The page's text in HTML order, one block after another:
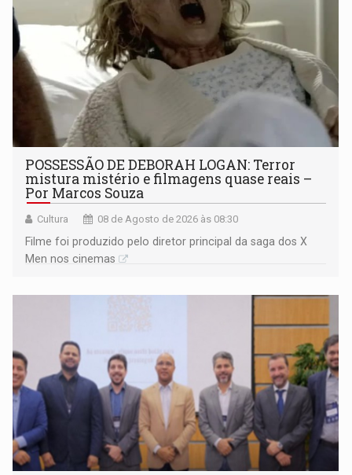
POSSESSÃO DE DEBORAH LOGAN: Terror
mistura mistério e filmagens quase reais –
Por Marcos Souza
Cultura 08 de Agosto de 2026 às 08:30
Filme foi produzido pelo diretor principal da saga dos X
Men nos cinemas